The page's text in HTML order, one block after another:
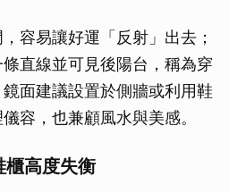
容易讓好運「反射」出去；
直線並可見後陽台，稱為穿
面建議設置於側牆或利用鞋
容，也兼顧風水與美感。
櫃高度失衡